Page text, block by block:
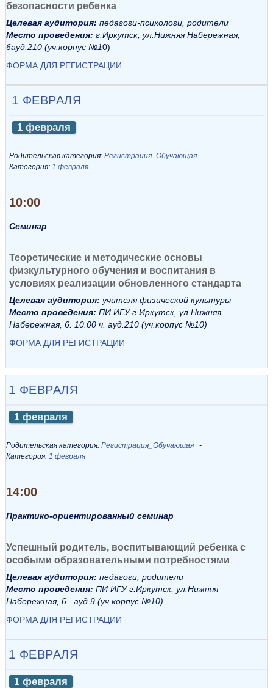
безопасности ребенка
Целевая аудитория: педагоги-психологи, родители
Место проведения: г.Иркутск, ул.Нижняя Набережная,
6ауд.210 (уч.корпус №10)
ФОРМА ДЛЯ РЕГИСТРАЦИИ
1 ФЕВРАЛЯ
1 февраля
Родительская категория: Регистрация_Обучающая
Категория: 1 февраля
10:00
Семинар
Теоретические и методические основы
физкультурного обучения и воспитания в
условиях реализации обновленного стандарта
Целевая аудитория: учителя физической культуры
Место проведения: ПИ ИГУ г.Иркутск, ул.Нижняя
Набережная, 6. 10.00 ч. ауд.210 (уч.корпус №10)
ФОРМА ДЛЯ РЕГИСТРАЦИИ
1 ФЕВРАЛЯ
1 февраля
Родительская категория: Регистрация_Обучающая
Категория: 1 февраля
14:00
Практико-ориентированный семинар
Успешный родитель, воспитывающий ребенка с
особыми образовательными потребностями
Целевая аудитория: педагоги, родители
Место проведения: ПИ ИГУ г.Иркутск, ул.Нижняя
Набережная, 6 . ауд.9 (уч.корпус №10)
ФОРМА ДЛЯ РЕГИСТРАЦИИ
1 ФЕВРАЛЯ
1 февраля